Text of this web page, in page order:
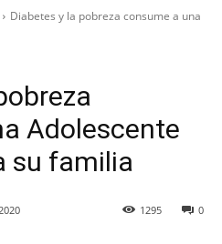
Diabetes y la pobreza consume a una
Adolescente
su familia
0
1295